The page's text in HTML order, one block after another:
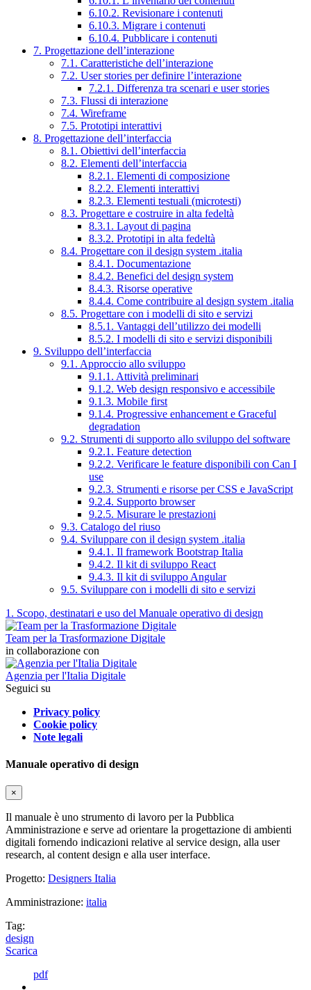
6.10.2. Revisionare i contenuti
6.10.3. Migrare i contenuti
6.10.4. Pubblicare i contenuti
7. Progettazione dell’interazione
7.1. Caratteristiche dell’interazione
7.2. User stories per definire l’interazione
7.2.1. Differenza tra scenari e user stories
7.3. Flussi di interazione
7.4. Wireframe
7.5. Prototipi interattivi
8. Progettazione dell’interfaccia
8.1. Obiettivi dell’interfaccia
8.2. Elementi dell’interfaccia
8.2.1. Elementi di composizione
8.2.2. Elementi interattivi
8.2.3. Elementi testuali (microtesti)
8.3. Progettare e costruire in alta fedeltà
8.3.1. Layout di pagina
8.3.2. Prototipi in alta fedeltà
8.4. Progettare con il design system .italia
8.4.1. Documentazione
8.4.2. Benefici del design system
8.4.3. Risorse operative
8.4.4. Come contribuire al design system .italia
8.5. Progettare con i modelli di sito e servizi
8.5.1. Vantaggi dell’utilizzo dei modelli
8.5.2. I modelli di sito e servizi disponibili
9. Sviluppo dell’interfaccia
9.1. Approccio allo sviluppo
9.1.1. Attività preliminari
9.1.2. Web design responsivo e accessibile
9.1.3. Mobile first
9.1.4. Progressive enhancement e Graceful
degradation
9.2. Strumenti di supporto allo sviluppo del software
9.2.1. Feature detection
9.2.2. Verificare le feature disponibili con Can I
use
9.2.3. Strumenti e risorse per CSS e JavaScript
9.2.4. Supporto browser
9.2.5. Misurare le prestazioni
9.3. Catalogo del riuso
9.4. Sviluppare con il design system .italia
9.4.1. Il framework Bootstrap Italia
9.4.2. Il kit di sviluppo React
9.4.3. Il kit di sviluppo Angular
9.5. Sviluppare con i modelli di sito e servizi
1. Scopo, destinatari e uso del Manuale operativo di design
Team per la Trasformazione Digitale
in collaborazione con
Agenzia per l'Italia Digitale
Seguici su
Privacy policy
Cookie policy
Note legali
Manuale operativo di design
×
Il manuale è uno strumento di lavoro per la Pubblica
Amministrazione e serve ad orientare la progettazione di ambienti
digitali fornendo indicazioni relative al service design, alla user
research, al content design e alla user interface.
Progetto: Designers Italia
Amministrazione: italia
Tag:
design
Scarica
pdf